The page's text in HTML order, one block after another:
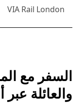
VIA Rail London
السفر مع
والعائلة عبر